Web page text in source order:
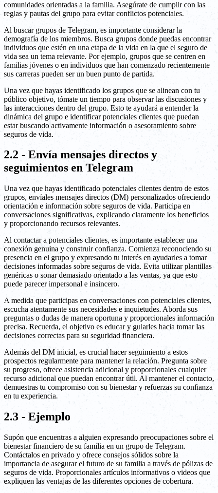
comunidades orientadas a la familia. Asegúrate de cumplir con las
reglas y pautas del grupo para evitar conflictos potenciales.
Al buscar grupos de Telegram, es importante considerar la
demografía de los miembros. Busca grupos donde puedas encontrar
individuos que estén en una etapa de la vida en la que el seguro de
vida sea un tema relevante. Por ejemplo, grupos que se centren en
familias jóvenes o en individuos que han comenzado recientemente
sus carreras pueden ser un buen punto de partida.
Una vez que hayas identificado los grupos que se alinean con tu
público objetivo, tómate un tiempo para observar las discusiones y
las interacciones dentro del grupo. Esto te ayudará a entender la
dinámica del grupo e identificar potenciales clientes que puedan
estar buscando activamente información o asesoramiento sobre
seguros de vida.
2.2 - Envía mensajes directos y
seguimientos en Telegram
Una vez que hayas identificado potenciales clientes dentro de estos
grupos, envíales mensajes directos (DM) personalizados ofreciendo
orientación e información sobre seguros de vida. Participa en
conversaciones significativas, explicando claramente los beneficios
y proporcionando recursos relevantes.
Al contactar a potenciales clientes, es importante establecer una
conexión genuina y construir confianza. Comienza reconociendo su
presencia en el grupo y expresando tu interés en ayudarles a tomar
decisiones informadas sobre seguros de vida. Evita utilizar plantillas
genéricas o sonar demasiado orientado a las ventas, ya que esto
puede parecer impersonal e insincero.
A medida que participas en conversaciones con potenciales clientes,
escucha atentamente sus necesidades e inquietudes. Aborda sus
preguntas o dudas de manera oportuna y proporcionales información
precisa. Recuerda, el objetivo es educar y guiarles hacia tomar las
decisiones correctas para su seguridad financiera.
Además del DM inicial, es crucial hacer seguimiento a estos
prospectos regularmente para mantener la relación. Pregunta sobre
su progreso, ofrece asistencia adicional y proporcionales cualquier
recurso adicional que puedan encontrar útil. Al mantener el contacto,
demuestras tu compromiso con su bienestar y refuerzas su confianza
en tu experiencia.
2.3 - Ejemplo
Supón que encuentras a alguien expresando preocupaciones sobre el
bienestar financiero de su familia en un grupo de Telegram.
Contáctalos en privado y ofrece consejos sólidos sobre la
importancia de asegurar el futuro de su familia a través de pólizas de
seguros de vida. Proporcionales artículos informativos o videos que
expliquen las ventajas de las diferentes opciones de cobertura.